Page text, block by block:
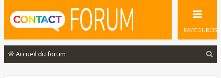
RACCOURCIS
Accueil du forum